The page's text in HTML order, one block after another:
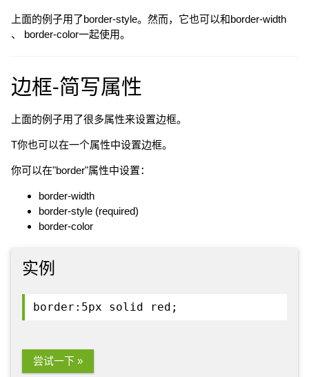
上面的例子用了border-style。然而，它也可以和border-width
、 border-color一起使用。
边框-简写属性
上面的例子用了很多属性来设置边框。
T你也可以在一个属性中设置边框。
你可以在"border"属性中设置：
border-width
border-style (required)
border-color
实例
border:5px solid red;
尝试一下 »